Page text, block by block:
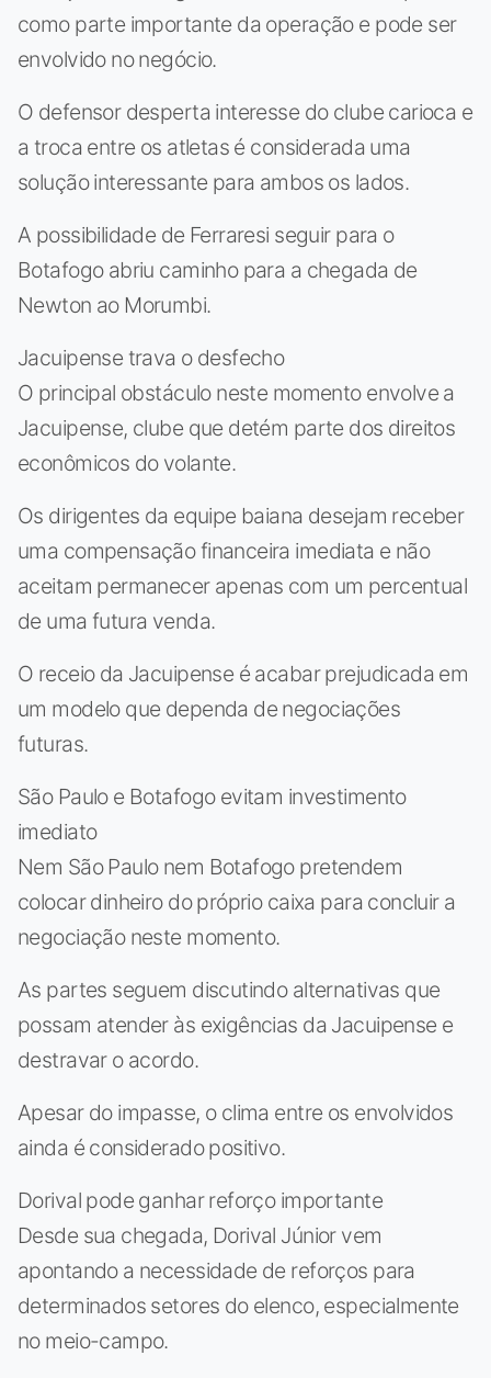
como parte importante da operação e pode ser
envolvido no negócio.
O defensor desperta interesse do clube carioca e
a troca entre os atletas é considerada uma
solução interessante para ambos os lados.
A possibilidade de Ferraresi seguir para o
Botafogo abriu caminho para a chegada de
Newton ao Morumbi.
Jacuipense trava o desfecho
O principal obstáculo neste momento envolve a
Jacuipense, clube que detém parte dos direitos
econômicos do volante.
Os dirigentes da equipe baiana desejam receber
uma compensação financeira imediata e não
aceitam permanecer apenas com um percentual
de uma futura venda.
O receio da Jacuipense é acabar prejudicada em
um modelo que dependa de negociações
futuras.
São Paulo e Botafogo evitam investimento
imediato
Nem São Paulo nem Botafogo pretendem
colocar dinheiro do próprio caixa para concluir a
negociação neste momento.
As partes seguem discutindo alternativas que
possam atender às exigências da Jacuipense e
destravar o acordo.
Apesar do impasse, o clima entre os envolvidos
ainda é considerado positivo.
Dorival pode ganhar reforço importante
Desde sua chegada, Dorival Júnior vem
apontando a necessidade de reforços para
determinados setores do elenco, especialmente
no meio-campo.